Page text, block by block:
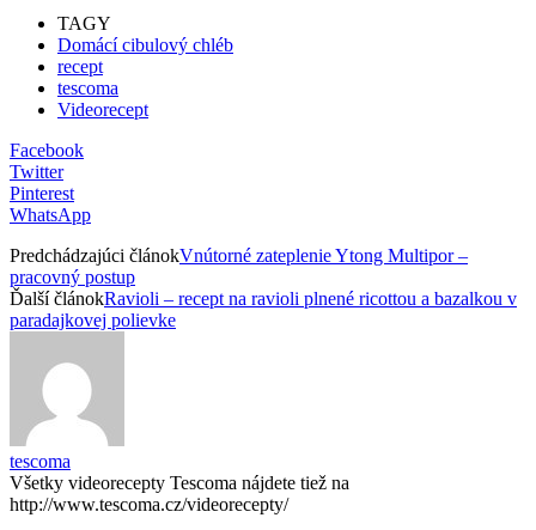
TAGY
Domácí cibulový chléb
recept
tescoma
Videorecept
Facebook
Twitter
Pinterest
WhatsApp
Predchádzajúci článokVnútorné zateplenie Ytong Multipor –
pracovný postup
Ďalší článokRavioli – recept na ravioli plnené ricottou a bazalkou v
paradajkovej polievke
tescoma
Všetky videorecepty Tescoma nájdete tiež na
http://www.tescoma.cz/videorecepty/